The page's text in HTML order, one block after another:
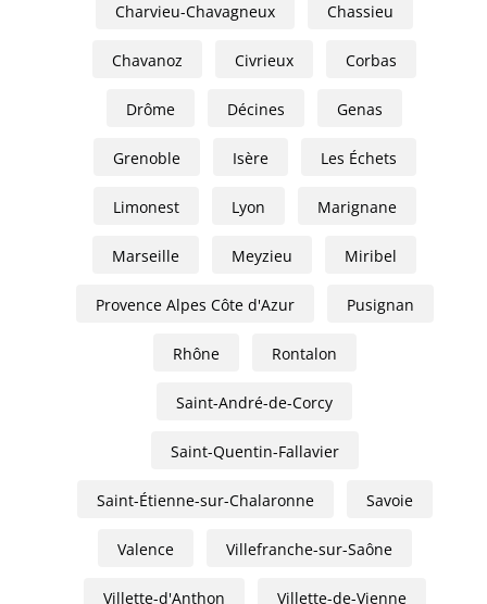
Charvieu-Chavagneux Chassieu
Chavanoz Civrieux Corbas
Drôme Décines Genas
Grenoble Isère Les Échets
Limonest Lyon Marignane
Marseille Meyzieu Miribel
Provence Alpes Côte d'Azur Pusignan
Rhône Rontalon
Saint-André-de-Corcy
Saint-Quentin-Fallavier
Saint-Étienne-sur-Chalaronne Savoie
Valence Villefranche-sur-Saône
Villette-d'Anthon Villette-de-Vienne